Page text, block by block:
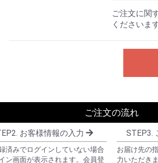
ご注文に関
くださいま
ご注文の流れ
お客様情報の入力
済みでログインしていない場合
ン画面が表示されます。会員登
STEP3.
お届け先の
力いただき